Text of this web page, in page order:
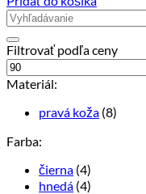
Filtrovať podľa ceny
Minimálna
cena
Materiál:
pravá koža (8)
Farba:
čierna (4)
hnedá (4)